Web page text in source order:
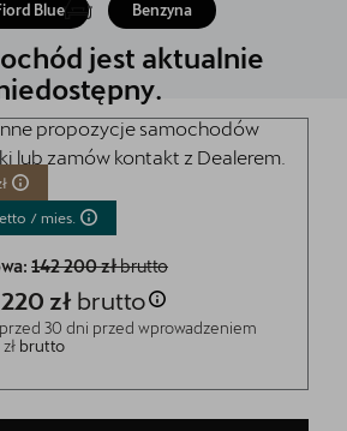
Blue Benzyna
jest aktualnie
propozycje samochodów
lub zamów kontakt z Dealerem.
/ mies.
142 200 złbrutto
zł brutto
30 dni przed wprowadzeniem
brutto